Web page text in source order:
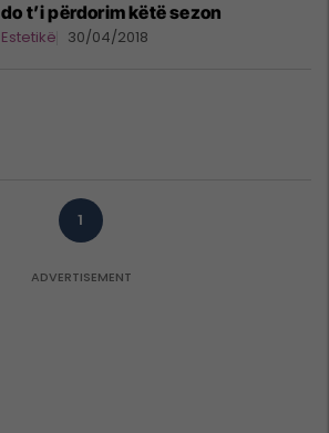
do t’i përdorim këtë sezon
Estetikë 30/04/2018
1